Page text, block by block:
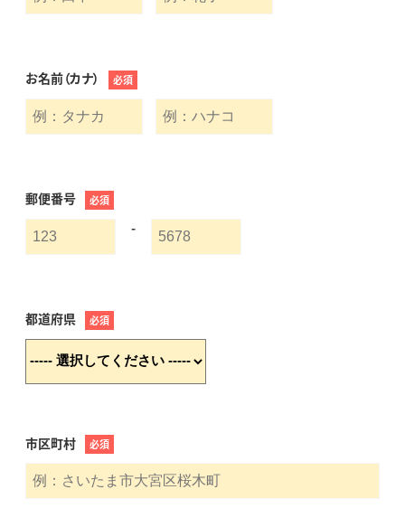
お名前（カナ） 必須
郵便番号 必須
-
都道府県 必須
市区町村 必須